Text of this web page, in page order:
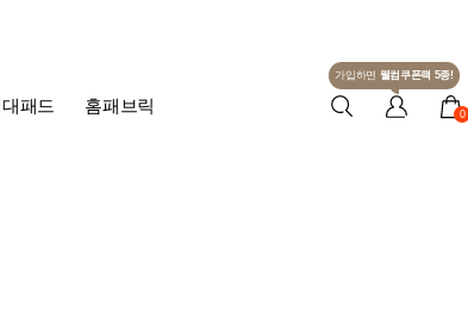
패드 홈패브릭
가입하면 웰컴쿠폰팩 5종!
0